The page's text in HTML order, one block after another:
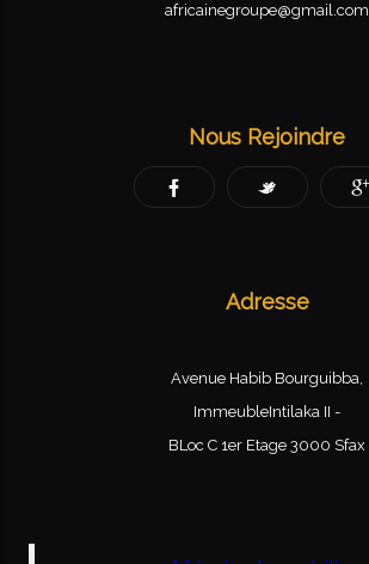
africainegroupe@gmail.com
Nous Rejoindre
Adresse
Avenue Habib Bourguibba,
ImmeubleIntilaka II -
BLoc C 1er Etage 3000 Sfax